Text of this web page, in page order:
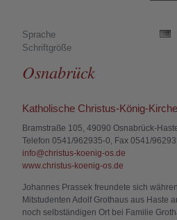
Sprache
Schriftgröße
Osnabrück
Katholische Christus-König-Kirche
Bramstraße 105, 49090 Osnabrück-
Telefon 0541/962935-0, Fax 0541/
info@christus-koenig-os.de
www.christus-koenig-os.de
Johannes Prassek freundete sich
Mitstudenten Adolf Grothaus aus Haste
noch selbständigen Ort bei Familie